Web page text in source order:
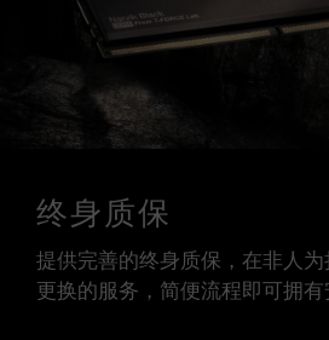
终身质保
提供完善的终身质保，在非人
更换的服务，简便流程即可拥有